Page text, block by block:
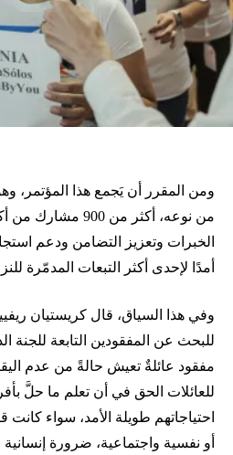
ومن المقرر أن يَجمع هذا المؤتمر،
الخبرات وتعزيز التضامن ودعم
أمدًا لإحدى أكثر التبعات المدمّرة
وفي هذا السياق، قال كريستيان
للبحث عن المفقودين التابعة
مفقود عائلةٌ تعيش حالةً من عدم
للعائلات الحق في أن تعلم ما حلَّ
احتياجاتهم طويلة الأمد، سواء كانت
أو نفسية واجتماعية، ضرورة